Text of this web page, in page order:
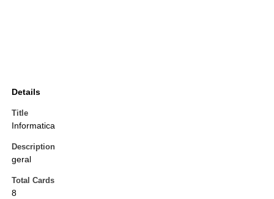
Details
Title
Informatica
Description
geral
Total Cards
8